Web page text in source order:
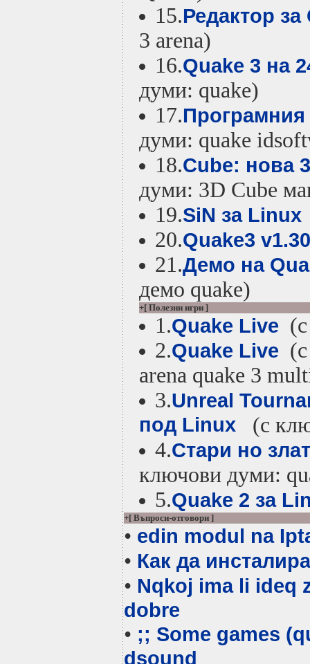
15.Редактор за
3 arena)
16.Quake 3 на
думи: quake)
17.Програмния
думи: quake
18.Cube: нова
думи: 3D Cube
19.SiN за Linux
20.Quake3
21.Демо на
демо quake)
+[ Полезни игри ]
1.Quake Live
2.Quake Live
arena quake 3
3.Unreal
под Linux
(с
4.Стари но
ключови думи:
5.Quake 2 за
+[ Въпроси-отговори ]
• edin modul na
• Как да
• Nqkoj ima li ideq
dobre
• ;; Some games (
dsound